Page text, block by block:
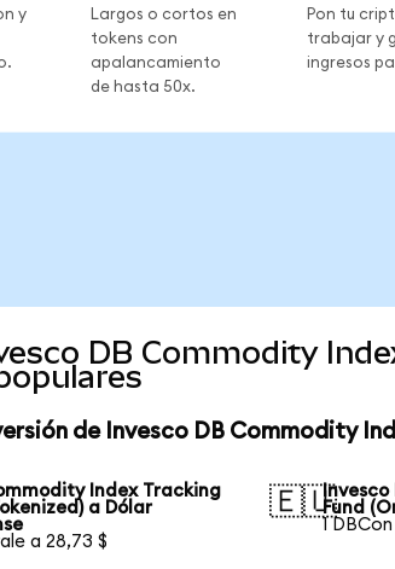
y
Largos o cortos en
tokens con
apalancamiento
de hasta 50x.
Pon tu
trabajar y
ingresos
DB Commodity
de Invesco DB Commodity
Index Tracking
a Dólar
a 28,73 $
🇪🇺Fund
1